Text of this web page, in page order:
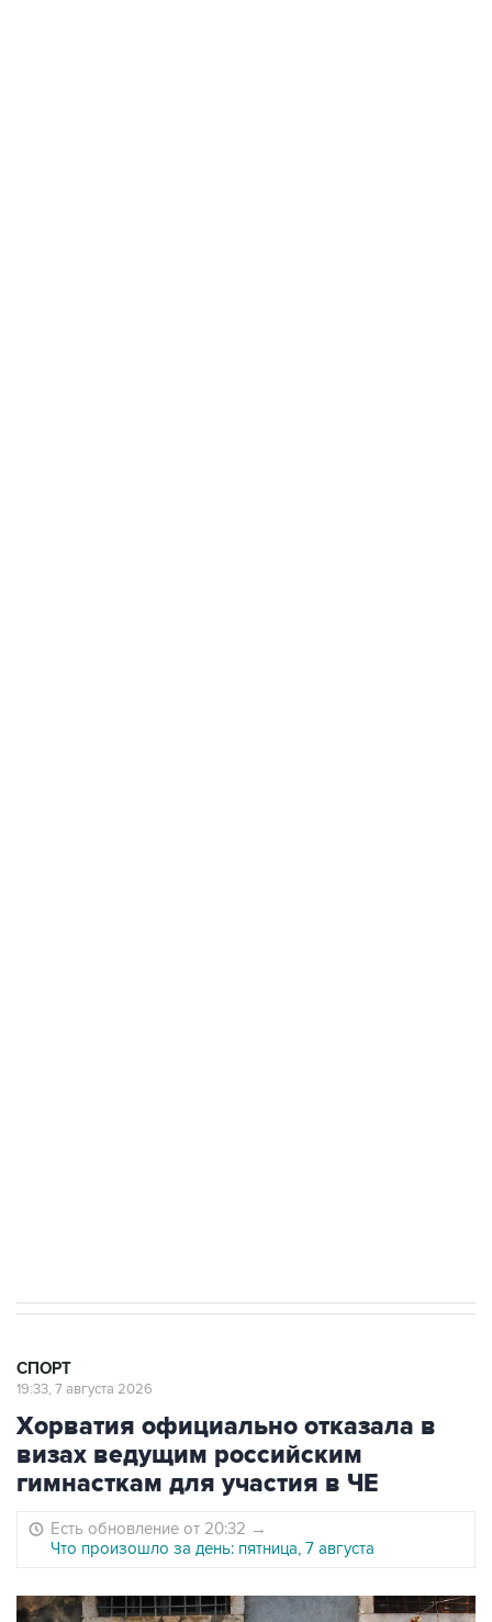
СПОРТ
19:33, 7 августа 2026
Хорватия официально отказала в
визах ведущим российским
гимнасткам для участия в ЧЕ
Есть обновление от 20:32 →
Что произошло за день: пятница, 7 августа